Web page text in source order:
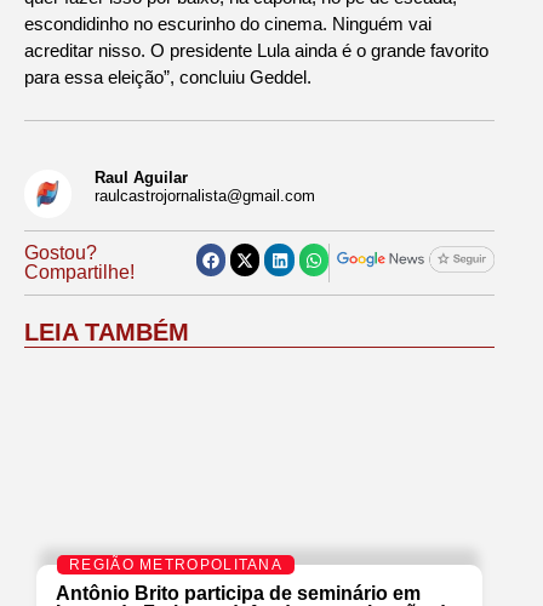
escondidinho no escurinho do cinema. Ninguém vai
acreditar nisso. O presidente Lula ainda é o grande favorito
para essa eleição”, concluiu Geddel.
Raul Aguilar
raulcastrojornalista@gmail.com
Gostou?
Compartilhe!
LEIA TAMBÉM
REGIÃO METROPOLITANA
Antônio Brito participa de seminário em